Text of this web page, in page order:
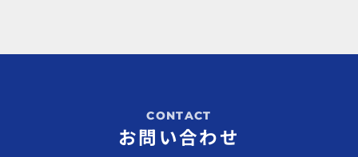
お問い合わせ